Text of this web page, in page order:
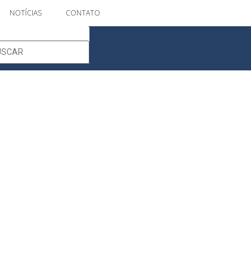
NOTÍCIAS CONTATO